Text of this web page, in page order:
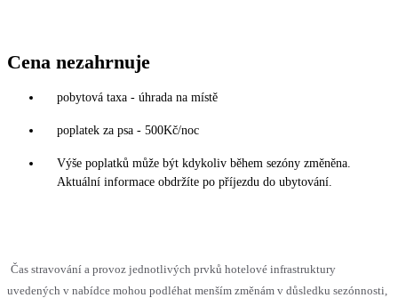
Cena nezahrnuje
pobytová taxa - úhrada na místě
poplatek za psa - 500Kč/noc
Výše poplatků může být kdykoliv během sezóny změněna.
Aktuální informace obdržíte po příjezdu do ubytování.
Čas stravování a provoz jednotlivých prvků hotelové infrastruktury
uvedených v nabídce mohou podléhat menším změnám v důsledku sezónnosti,